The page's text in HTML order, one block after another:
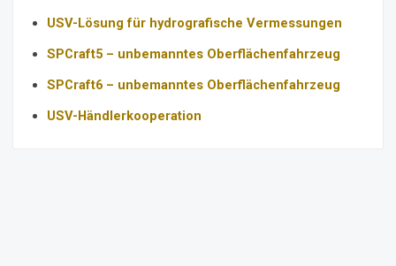
USV-Lösung für hydrografische Vermessungen
SPCraft5 – unbemanntes Oberflächenfahrzeug
SPCraft6 – unbemanntes Oberflächenfahrzeug
USV-Händlerkooperation